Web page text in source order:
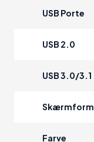
USB Porte
USB 2.0
USB 3.0/3.1
Skærmform
Farve